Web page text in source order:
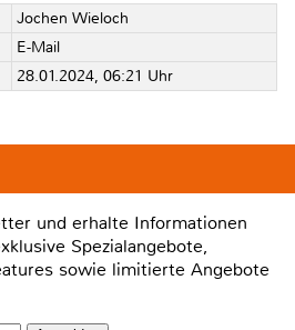
Jochen Wieloch
E-Mail
28.01.2024, 06:21 Uhr
und erhalte Informationen
Spezialangebote,
sowie limitierte Angebote